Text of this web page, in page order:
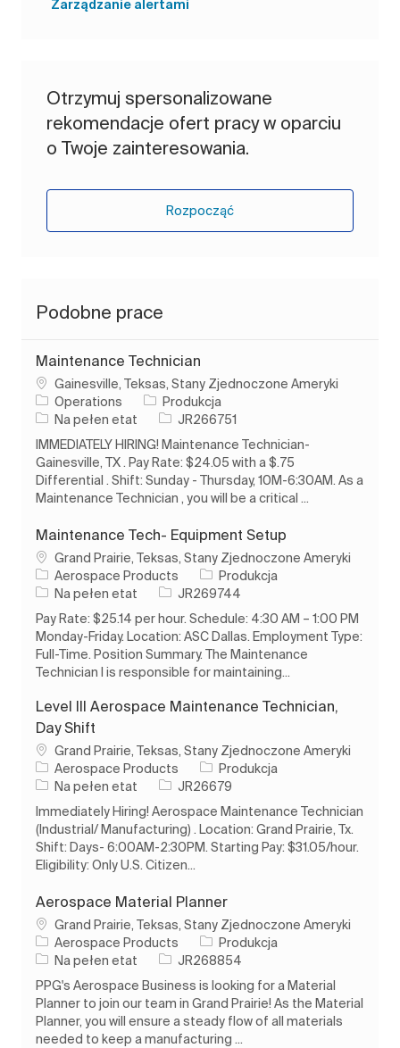
Zarządzanie alertami
Otrzymuj spersonalizowane
rekomendacje ofert pracy w oparciu
o Twoje zainteresowania.
Rozpocząć
Podobne prace
Maintenance Technician
Lokalizacja
Gainesville, Teksas, Stany Zjednoczone Ameryki
Operations
Kategoria
Produkcja
Rodzaj pracy
Na pełen etat Identyfikator zadania
JR266751
IMMEDIATELY HIRING! Maintenance Technician-
Gainesville, TX . Pay Rate: $24.05 with a $.75
Differential . Shift: Sunday - Thursday, 10M-6:30AM. As a
Maintenance Technician , you will be a critical ...
Maintenance Tech- Equipment Setup
Lokalizacja
Grand Prairie, Teksas, Stany Zjednoczone Ameryki
Aerospace Products
Kategoria
Produkcja
Rodzaj pracy
Na pełen etat Identyfikator zadania
JR269744
Pay Rate: $25.14 per hour. Schedule: 4:30 AM – 1:00 PM
Monday-Friday. Location: ASC Dallas. Employment Type:
Full-Time. Position Summary. The Maintenance
Technician I is responsible for maintaining...
Level III Aerospace Maintenance Technician,
Day Shift
Lokalizacja
Grand Prairie, Teksas, Stany Zjednoczone Ameryki
Aerospace Products
Kategoria
Produkcja
Rodzaj pracy
Na pełen etat Identyfikator zadania
JR26679
Immediately Hiring! Aerospace Maintenance Technician
(Industrial/ Manufacturing) . Location: Grand Prairie, Tx.
Shift: Days- 6:00AM-2:30PM. Starting Pay: $31.05/hour.
Eligibility: Only U.S. Citizen...
Aerospace Material Planner
Lokalizacja
Grand Prairie, Teksas, Stany Zjednoczone Ameryki
Aerospace Products
Kategoria
Produkcja
Rodzaj pracy
Na pełen etat Identyfikator zadania
JR268854
PPG's Aerospace Business is looking for a Material
Planner to join our team in Grand Prairie! As the Material
Planner, you will ensure a steady flow of all materials
needed to keep a manufacturing ...